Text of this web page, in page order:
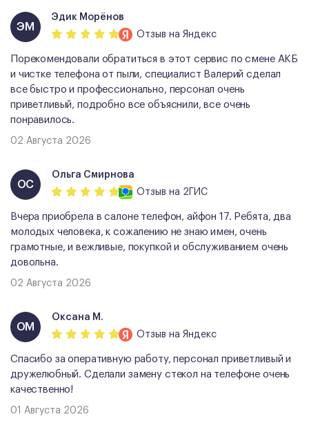
ЭМ
Эдик Морёнов
Отзыв на Яндекс
Порекомендовали обратиться в этот сервис по смене АКБ
и чистке телефона от пыли, специалист Валерий сделал
все быстро и профессионально, персонал очень
приветливый, подробно все объяснили, все очень
понравилось.
02 Августа 2026
ОС
Ольга Смирнова
Отзыв на 2ГИС
Вчера приобрела в салоне телефон, айфон 17. Ребята, два
молодых человека, к сожалению не знаю имен, очень
грамотные, и вежливые, покупкой и обслуживанием очень
довольна.
02 Августа 2026
ОМ
Оксана М.
Отзыв на Яндекс
Спасибо за оперативную работу, персонал приветливый и
дружелюбный. Сделали замену стекол на телефоне очень
качественно!
01 Августа 2026